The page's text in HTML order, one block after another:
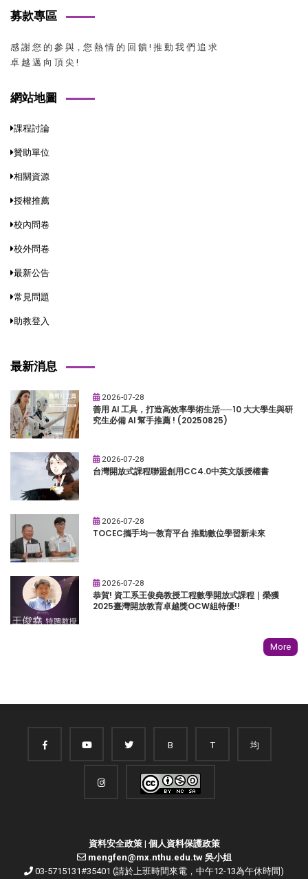
募款專區
感 謝 您 的 參 與，您 熱 情 的 回 饋 ! 推 動 我 們 追 求
卓 越 邁 向 頂 尖 !
網站地圖
課程討論
贊助單位
相關資源
授權推薦
校內問卷
校外問卷
最新公告
常見問題
助教登入
最新消息
2026-07-28
善用 AI 工具，打造高效率學術生活──10 大大學生與研
究生必備 AI 幫手推薦 ! (20250825)
2026-07-28
台灣開放式課程聯盟創用CC4.0中英文版授權書
2026-07-28
TOCEC攜手均一教育平台 推動數位學習新未來
2026-07-28
恭賀! 資工系王俊堯教授工程數學開放式課程｜榮獲
2025臺灣開放教育卓越獎OCW組特優!!
More
B T 均
資料安全政策| 個人資料保護政策
mengfen@mx.nthu.edu.tw 吳小姐
03-5715131#35401 (請於上班時間來電，中午12-13為午休時間)